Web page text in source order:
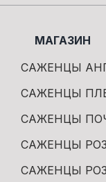
МАГАЗИН
САЖЕНЦЫ
САЖЕНЦЫ
САЖЕНЦЫ
САЖЕНЦЫ
САЖЕНЦЫ